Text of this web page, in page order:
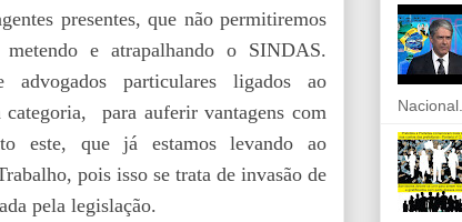
presentes, que não permitiremos
e atrapalhando o SINDAS.
particulares ligados ao
para auferir vantagens com
este, que já estamos levando ao
pois isso se trata de invasão de
pela legislação.